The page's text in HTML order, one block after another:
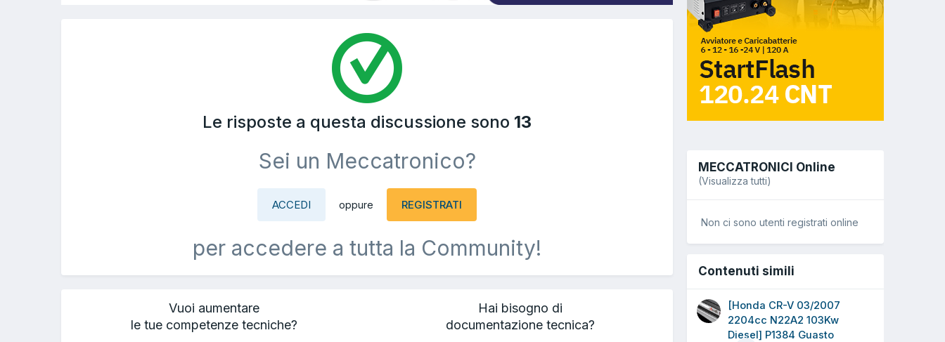
Le risposte a questa discussione sono 13
Sei un Meccatronico?
ACCEDI oppure REGISTRATI
per accedere a tutta la Community!
Vuoi aumentare
le tue competenze tecniche?
Hai bisogno di
documentazione tecnica?
MECCATRONICI Online
(Visualizza tutti)
Non ci sono utenti registrati online
Contenuti simili
[Honda CR-V 03/2007
2204cc N22A2 103Kw
Diesel] P1384 Guasto